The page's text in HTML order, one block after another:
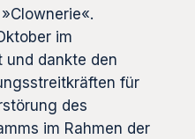
im
und dankte den
für
des
im Rahmen der